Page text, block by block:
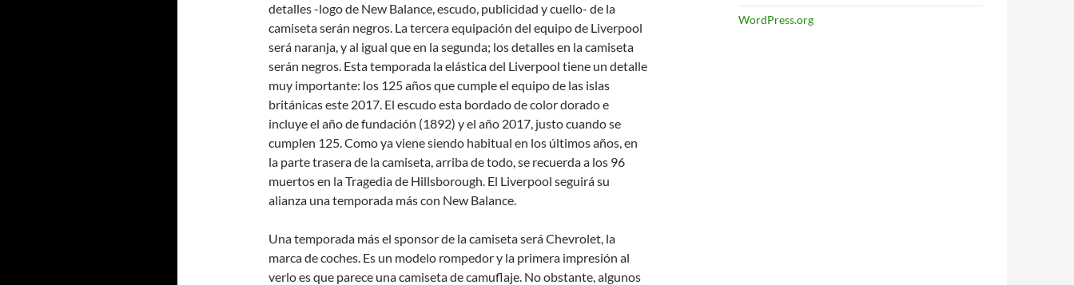
detalles -logo de New Balance, escudo, publicidad y cuello- de la
camiseta serán negros. La tercera equipación del equipo de Liverpool
será naranja, y al igual que en la segunda; los detalles en la camiseta
serán negros. Esta temporada la elástica del Liverpool tiene un detalle
muy importante: los 125 años que cumple el equipo de las islas
británicas este 2017. El escudo esta bordado de color dorado e
incluye el año de fundación (1892) y el año 2017, justo cuando se
cumplen 125. Como ya viene siendo habitual en los últimos años, en
la parte trasera de la camiseta, arriba de todo, se recuerda a los 96
muertos en la Tragedia de Hillsborough. El Liverpool seguirá su
alianza una temporada más con New Balance.
Una temporada más el sponsor de la camiseta será Chevrolet, la
marca de coches. Es un modelo rompedor y la primera impresión al
verlo es que parece una camiseta de camuflaje. No obstante, algunos
WordPress.org